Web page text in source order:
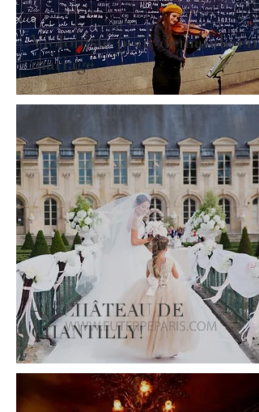
Violoniste pour demande en
mariage
AU CHÂTEAU DE
CHANTILLY!